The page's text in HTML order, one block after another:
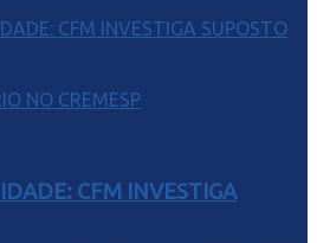
CFM INVESTIGA